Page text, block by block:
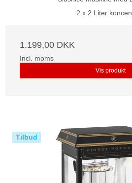
2 x 2 Liter
1.199,00 DKK
Incl. moms
Vis produkt
Tilbud